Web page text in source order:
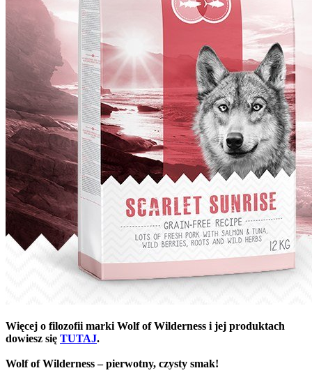
Więcej o filozofii marki Wolf of Wilderness i jej produktach
dowiesz się TUTAJ.
Wolf of Wilderness – pierwotny, czysty smak!